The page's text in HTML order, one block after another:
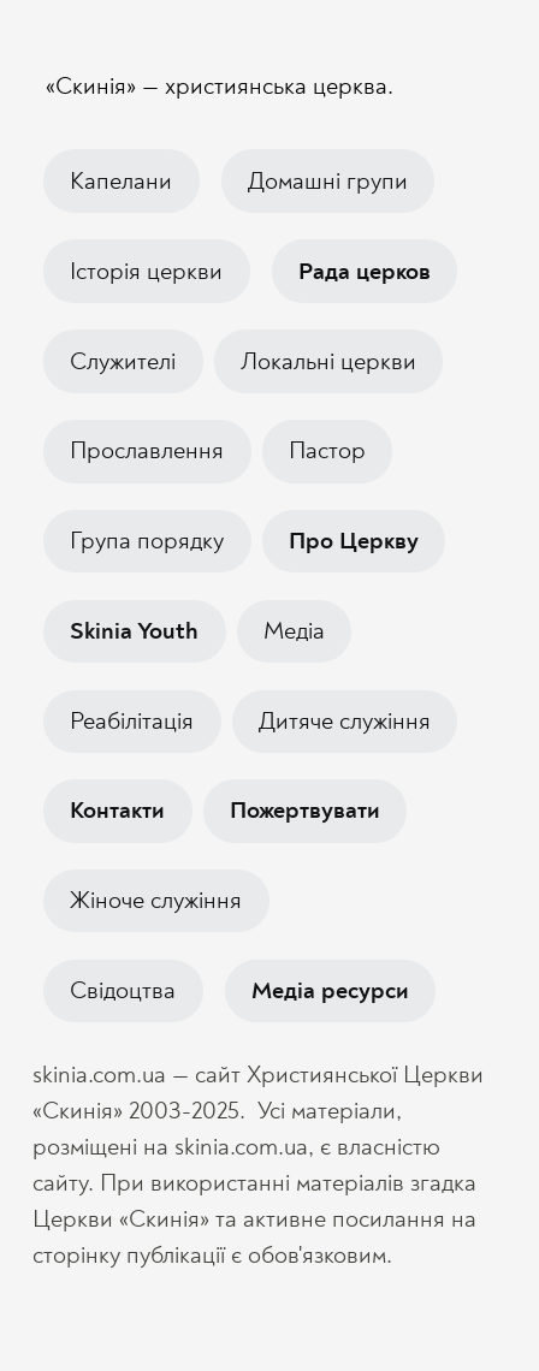
«Скинія» — християнська церква.
Домашні групи
Капелани
Рада церков
Історія церкви
Локальні церкви
Служителі
Пастор
Прославлення
Про Церкву
Група порядку
Медіа
Skinia Youth
Дитяче служіння
Реабілітація
Пожертвувати
Контакти
Жіноче служіння
Медіа ресурси
Cвідоцтва
skinia.com.ua — сайт Християнської Церкви
«Скинія» 2003-2025. Усі матеріали,
розміщені на skinia.com.ua, є власністю
сайту. При використанні матеріалів згадка
Церкви «Скинія» та активне посилання на
сторінку публікації є обов'язковим.